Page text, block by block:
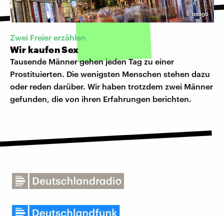
©imago
Zwei Freier erzählen
Wir kaufen Sex
Tausende Männer gehen jeden Tag zu einer
Prostituierten. Die wenigsten Menschen stehen dazu
oder reden darüber. Wir haben trotzdem zwei Männer
gefunden, die von ihren Erfahrungen berichten.